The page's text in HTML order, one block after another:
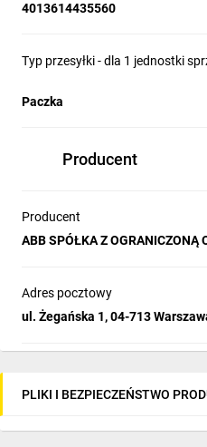
4013614435560
Typ przesyłki - dla 1 jednostki
Paczka
Producent
Producent
ABB SPÓŁKA Z OGRANICZONĄ
Adres pocztowy
ul. Żegańska 1, 04-713
PLIKI I BEZPIECZEŃSTWO